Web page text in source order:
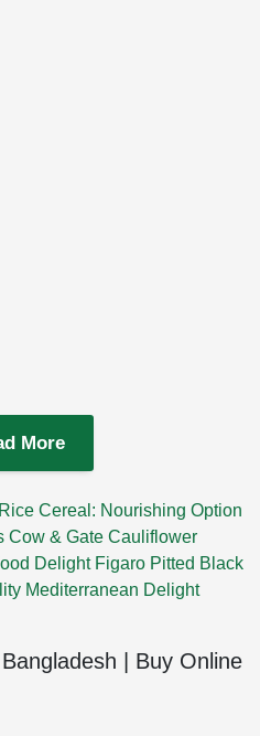
More
Cereal: Nourishing Option
Cow & Gate Cauliflower
Delight Figaro Pitted Black
Mediterranean Delight
| Buy Online